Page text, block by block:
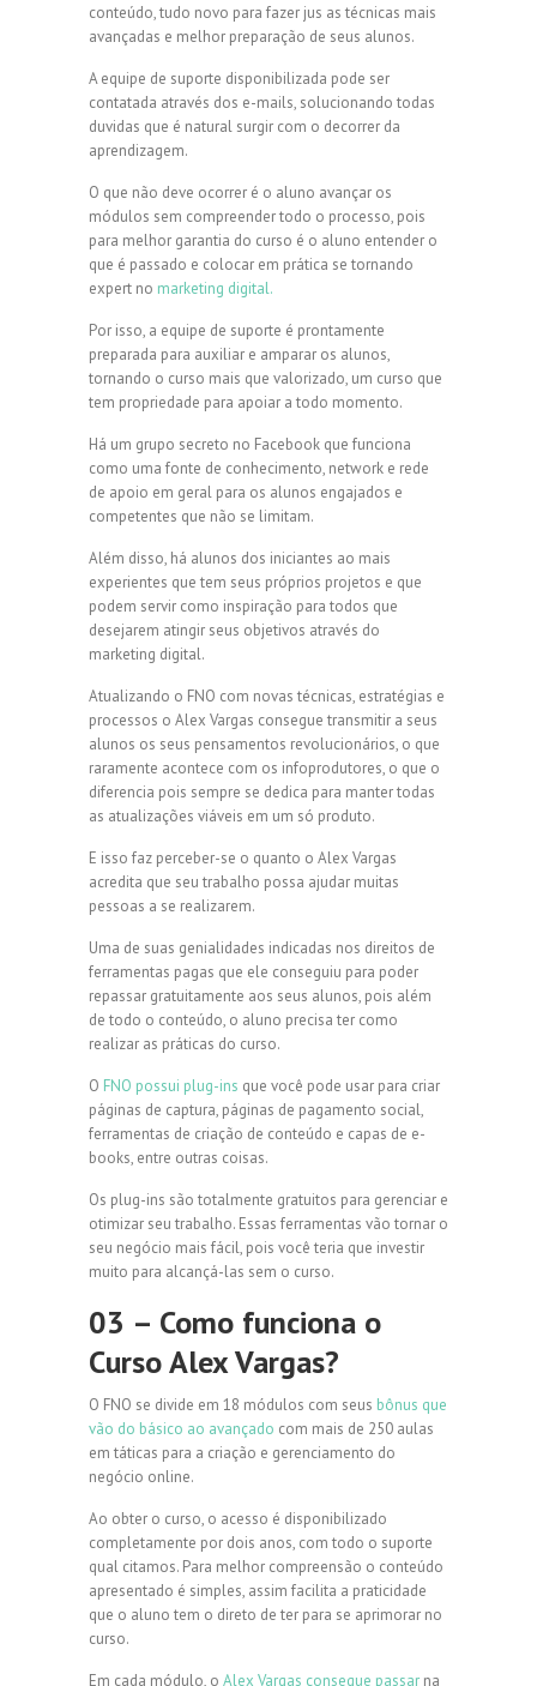
conteúdo, tudo novo para fazer jus as técnicas mais
avançadas e melhor preparação de seus alunos.
A equipe de suporte disponibilizada pode ser
contatada através dos e-mails, solucionando todas
duvidas que é natural surgir com o decorrer da
aprendizagem.
O que não deve ocorrer é o aluno avançar os
módulos sem compreender todo o processo, pois
para melhor garantia do curso é o aluno entender o
que é passado e colocar em prática se tornando
expert no marketing digital.
Por isso, a equipe de suporte é prontamente
preparada para auxiliar e amparar os alunos,
tornando o curso mais que valorizado, um curso que
tem propriedade para apoiar a todo momento.
Há um grupo secreto no Facebook que funciona
como uma fonte de conhecimento, network e rede
de apoio em geral para os alunos engajados e
competentes que não se limitam.
Além disso, há alunos dos iniciantes ao mais
experientes que tem seus próprios projetos e que
podem servir como inspiração para todos que
desejarem atingir seus objetivos através do
marketing digital.
Atualizando o FNO com novas técnicas, estratégias e
processos o Alex Vargas consegue transmitir a seus
alunos os seus pensamentos revolucionários, o que
raramente acontece com os infoprodutores, o que o
diferencia pois sempre se dedica para manter todas
as atualizações viáveis em um só produto.
E isso faz perceber-se o quanto o Alex Vargas
acredita que seu trabalho possa ajudar muitas
pessoas a se realizarem.
Uma de suas genialidades indicadas nos direitos de
ferramentas pagas que ele conseguiu para poder
repassar gratuitamente aos seus alunos, pois além
de todo o conteúdo, o aluno precisa ter como
realizar as práticas do curso.
O FNO possui plug-ins que você pode usar para criar
páginas de captura, páginas de pagamento social,
ferramentas de criação de conteúdo e capas de e-
books, entre outras coisas.
Os plug-ins são totalmente gratuitos para gerenciar e
otimizar seu trabalho. Essas ferramentas vão tornar o
seu negócio mais fácil, pois você teria que investir
muito para alcançá-las sem o curso.
03 – Como funciona o
Curso Alex Vargas?
O FNO se divide em 18 módulos com seus bônus que
vão do básico ao avançado com mais de 250 aulas
em táticas para a criação e gerenciamento do
negócio online.
Ao obter o curso, o acesso é disponibilizado
completamente por dois anos, com todo o suporte
qual citamos. Para melhor compreensão o conteúdo
apresentado é simples, assim facilita a praticidade
que o aluno tem o direto de ter para se aprimorar no
curso.
Em cada módulo, o Alex Vargas consegue passar na